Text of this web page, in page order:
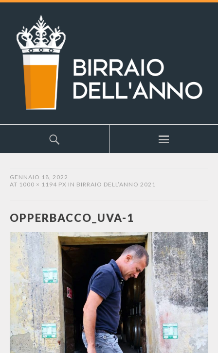
GENNAIO 18, 2022
AT 1000 × 1194 PX IN BIRRAIO DELL’ANNO 2021
OPPERBACCO_UVA-1